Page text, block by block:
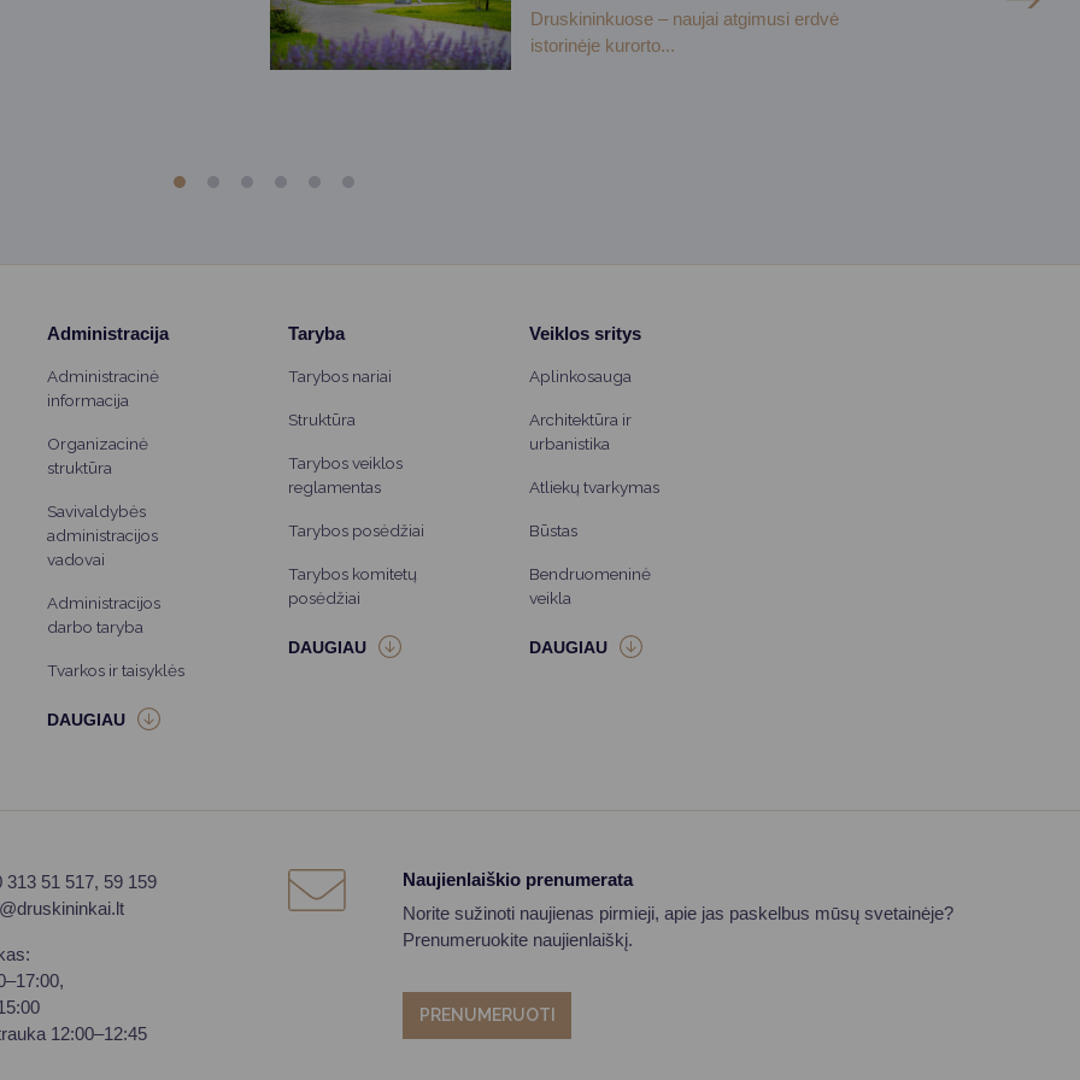
Druskininkuose – naujai atgimusi erdvė
istorinėje kurorto...
Administracija
Administracinė
informacija
Organizacinė
struktūra
Savivaldybės
administracijos
vadovai
Administracijos
darbo taryba
Tvarkos ir taisyklės
Taryba
Tarybos nariai
Struktūra
Tarybos veiklos
reglamentas
Tarybos posėdžiai
Tarybos komitetų
posėdžiai
Veiklos sritys
Aplinkosauga
Architektūra ir
urbanistika
Atliekų tvarkymas
Būstas
Bendruomeninė
veikla
313 51 517, 59 159
12:00–12:45
Naujienlaiškio prenumerata
Norite sužinoti naujienas pirmieji, apie jas paskelbus mūsų svetainėje?
Prenumeruokite naujienlaiškį.
PRENUMERUOTI